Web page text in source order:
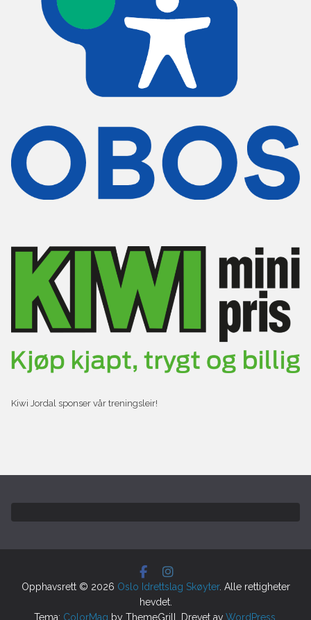
Kiwi Jordal sponser vår treningsleir!
Opphavsrett © 2026 Oslo Idrettslag Skøyter. Alle rettigheter
hevdet.
Tema: ColorMag by ThemeGrill. Drevet av WordPress